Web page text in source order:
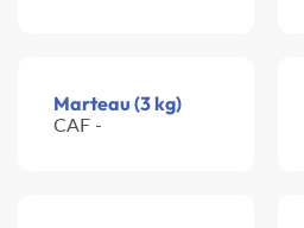
Marteau (3 kg)
CAF -